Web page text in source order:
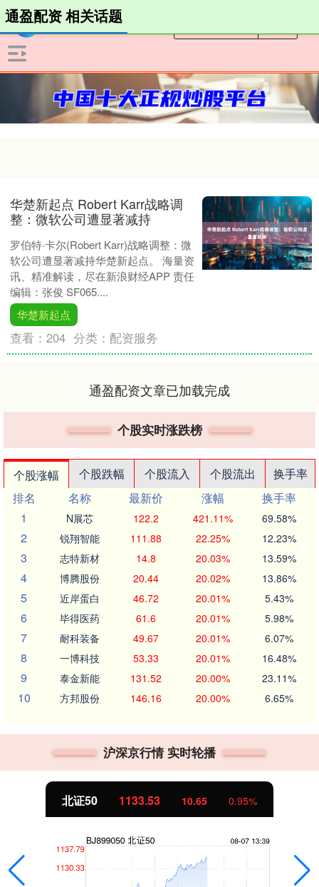
通盈配资 相关话题
华楚新起点 Robert Karr战略调
整：微软公司遭显著减持
罗伯特·卡尔(Robert Karr)战略调整：微
软公司遭显著减持华楚新起点。 海量资
讯、精准解读，尽在新浪财经APP 责任
编辑：张俊 SF065....
华楚新起点
查看：204 分类： 配资服务
通盈配资文章已加载完成
个股实时涨跌榜
个股涨幅 个股跌幅 个股流入 个股流出
换手率
排名
名称 最新价 涨幅
换手率
1
N展芯 122.2 421.11% 69.58%
2 锐翔智能 111.88 22.25% 12.23%
3 志特新材 14.8 20.03% 13.59%
4 博腾股份 20.44 20.02% 13.86%
5 近岸蛋白 46.72 20.01% 5.43%
6 毕得医药 61.6 20.01% 5.98%
7 耐科装备 49.67 20.01% 6.07%
8 一博科技 53.33 20.01% 16.48%
9 泰金新能 131.52 20.00% 23.11%
10 方邦股份 146.16 20.00% 6.65%
沪深京行情 实时轮播
北证50 1133.53 10.65 0.95%